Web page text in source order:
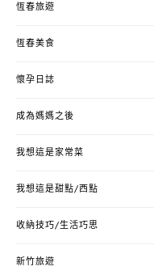
恆春旅遊
恆春美食
懷孕日誌
成為媽媽之後
我想這是家常菜
我想這是甜點/西點
收納技巧/生活巧思
新竹旅遊